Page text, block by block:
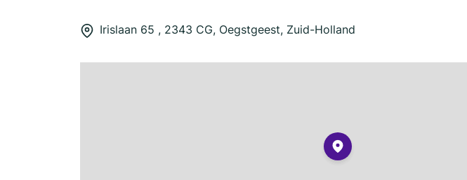
Irislaan 65 , 2343 CG, Oegstgeest, Zuid-Holland